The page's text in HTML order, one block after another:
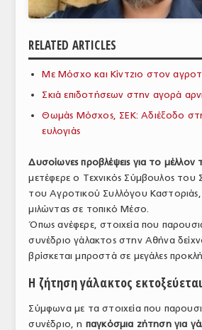
ΘΕΜΑΤΑ
ΑΝΑΛΥΣΕΙΣ
ΠΑΡΑΓΩΓΗ & ΕΜΠΟΡΙΑ
ΕΞΟΠΛΙΣΜΟΣ
ΥΠΗΡΕΣΙΕΣ
ΕΜΠΟΡΙΚΟΙ ΑΝΤΙΠΡΟΣΩΠΟΙ
ΕΥΡΩΠΑΪΚΗ ΝΟΜΟΘΕΣΙΑ
RELATED ARTICLES
Mε Μόσχο και Κίντζιο στον
Σκιά επιδοτήσεων στην αγορά
Θωμάς Μόσχος, ΣΕΚ: Αδιέξοδο στη
ευλογιάς
Δυσοίωνες προβλέψεις για το μέλλον
μετέφερε ο Τεχνικός Σύμβουλος του
του Αγροτικού Συλλόγου
μιλώντας σε τοπικό Μέσο.
Όπως ανέφερε, στοιχεία που
συνέδριο γάλακτος στην Αθήνα
βρίσκεται μπροστά σε μεγάλες
Η ζήτηση γάλακτος εκτοξεύεται
Σύμφωνα με τα στοιχεία που
συνέδριο, η παγκόσμια ζήτηση για